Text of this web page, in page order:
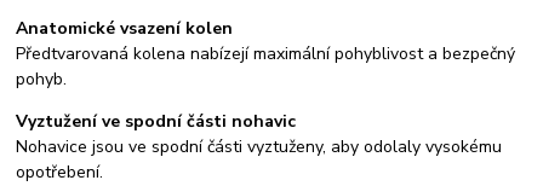
Anatomické vsazení kolen
Předtvarovaná kolena nabízejí maximální pohyblivost a bezpečný
pohyb.
Vyztužení ve spodní části nohavic
Nohavice jsou ve spodní části vyztuženy, aby odolaly vysokému
opotřebení.